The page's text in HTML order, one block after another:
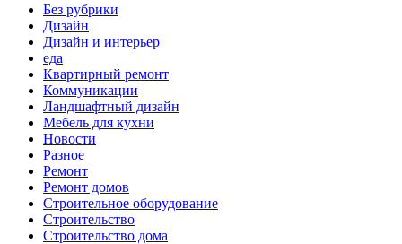
Без рубрики
Дизайн
Дизайн и интерьер
еда
Квартирный ремонт
Коммуникации
Ландшафтный дизайн
Мебель для кухни
Новости
Разное
Ремонт
Ремонт домов
Строительное оборудование
Строительство
Строительство дома